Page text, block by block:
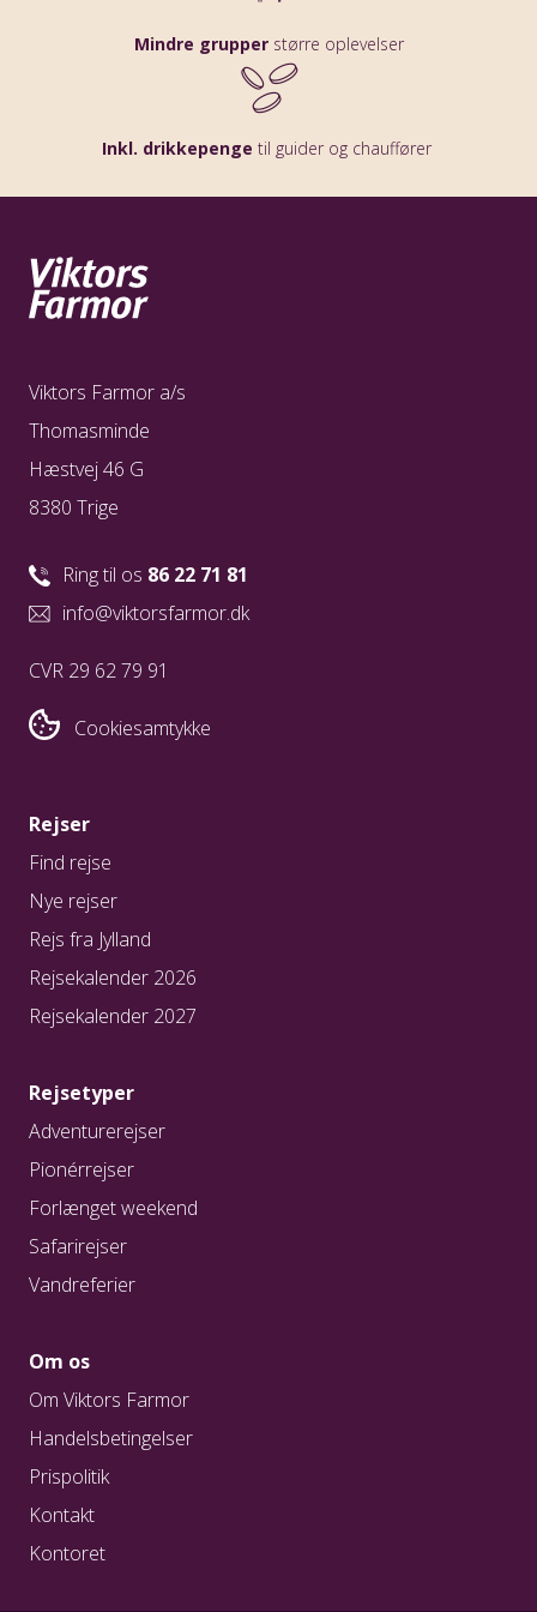
Mindre grupperstørre oplevelser
Inkl. drikkepenge til guider og chauffører
Viktors Farmor a/s
Thomasminde
Hæstvej 46 G
8380 Trige
Ring til os 86 22 71 81
info@viktorsfarmor.dk
CVR 29 62 79 91
Cookiesamtykke
Rejser
Find rejse
Nye rejser
Rejs fra Jylland
Rejsekalender 2026
Rejsekalender 2027
Rejsetyper
Adventurerejser
Pionérrejser
Forlænget weekend
Safarirejser
Vandreferier
Om os
Om Viktors Farmor
Handelsbetingelser
Prispolitik
Kontakt
Kontoret